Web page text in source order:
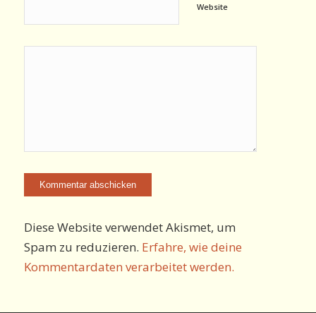
Website
Diese Website verwendet Akismet, um
Spam zu reduzieren. Erfahre, wie deine
Kommentardaten verarbeitet werden.